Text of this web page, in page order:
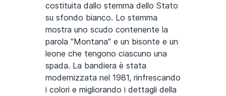
costituita dallo stemma dello Stato
su sfondo bianco. Lo stemma
mostra uno scudo contenente la
parola "Montana" e un bisonte e un
leone che tengono ciascuno una
spada. La bandiera è stata
modernizzata nel 1981, rinfrescando
i colori e migliorando i dettagli della